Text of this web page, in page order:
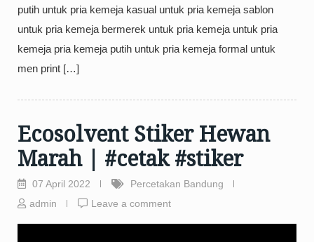
putih untuk pria kemeja kasual untuk pria kemeja sablon
untuk pria kemeja bermerek untuk pria kemeja untuk pria
kemeja pria kemeja putih untuk pria kemeja formal untuk
men print […]
Ecosolvent Stiker Hewan
Marah | #cetak #stiker
07 April 2022
Percetakan Bandung
admin
Leave a comment